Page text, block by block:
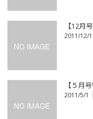
【12月
2011/12/1
【５月
2011/5/1